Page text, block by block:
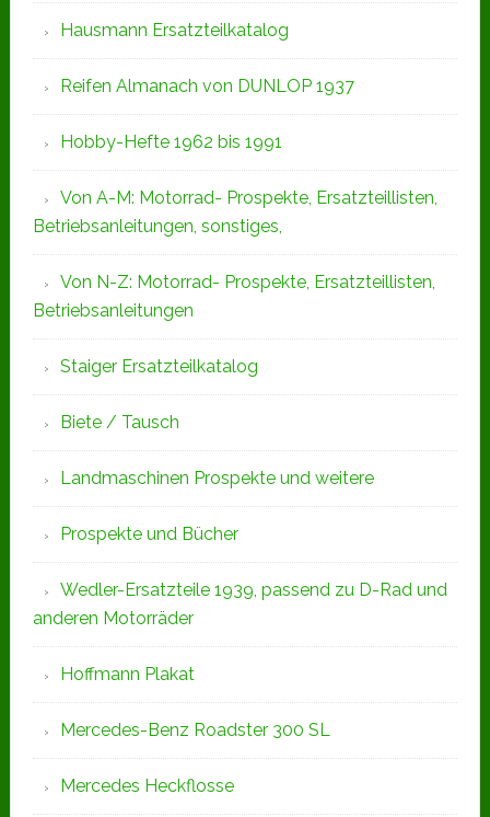
Hausmann Ersatzteilkatalog
Reifen Almanach von DUNLOP 1937
Hobby-Hefte 1962 bis 1991
Von A-M: Motorrad- Prospekte, Ersatzteillisten,
Betriebsanleitungen, sonstiges,
Von N-Z: Motorrad- Prospekte, Ersatzteillisten,
Betriebsanleitungen
Staiger Ersatzteilkatalog
Biete / Tausch
Landmaschinen Prospekte und weitere
Prospekte und Bücher
Wedler-Ersatzteile 1939, passend zu D-Rad und
anderen Motorräder
Hoffmann Plakat
Mercedes-Benz Roadster 300 SL
Mercedes Heckflosse